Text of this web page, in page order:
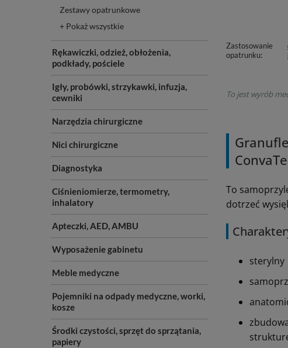
Zestawy opatrunkowe
+ Pokaż wszystkie
Rękawiczki, odzież, obłożenia,
podkłady, pościele
Igły, probówki, strzykawki, infuzja,
cewniki
Narzędzia chirurgiczne
Nici chirurgiczne
Diagnostyka
Ciśnieniomierze, termometry,
inhalatory
Apteczki, AED, AMBU
Wyposażenie gabinetu
Meble medyczne
Pojemniki na odpady medyczne, worki,
kosze
Środki czystości, sprzęt do sprzątania,
papiery
Zastosowanie
opatrunku
To jest wyrób
To
dotrzeć
sterylny